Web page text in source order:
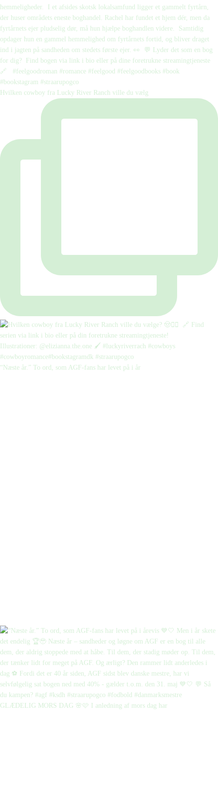
Hvilken cowboy fra Lucky River Ranch ville du vælg
“Næste år.” To ord, som AGF-fans har levet på i år
GLÆDELIG MORS DAG 🌸🩷 I anledning af mors dag har